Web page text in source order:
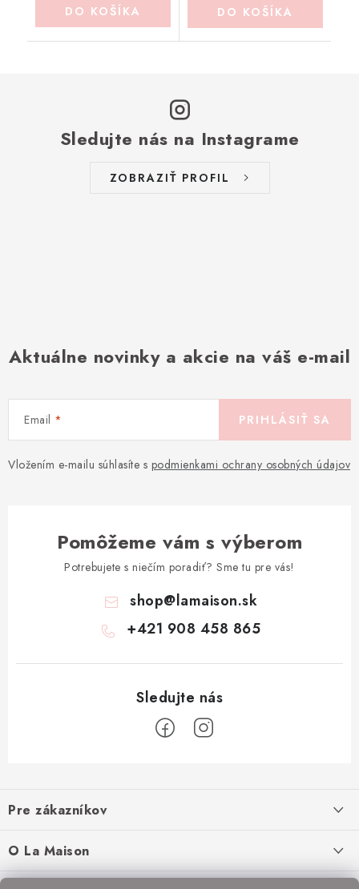
DO KOŠÍKA DO KOŠÍKA
Sledujte nás na Instagrame
ZOBRAZIŤ PROFIL
Aktuálne novinky a akcie na váš e-mail
Email
Vložením e-mailu súhlasíte s podmienkami ochrany osobných údajov
PRIHLÁSIŤ SA
Pomôžeme vám s výberom
Potrebujete s niečím poradiť? Sme tu pre vás!
shop@lamaison.sk
+421 908 458 865
p
ä
t
Pre zákazníkov
Doprava a platba
O La Maison
O nás